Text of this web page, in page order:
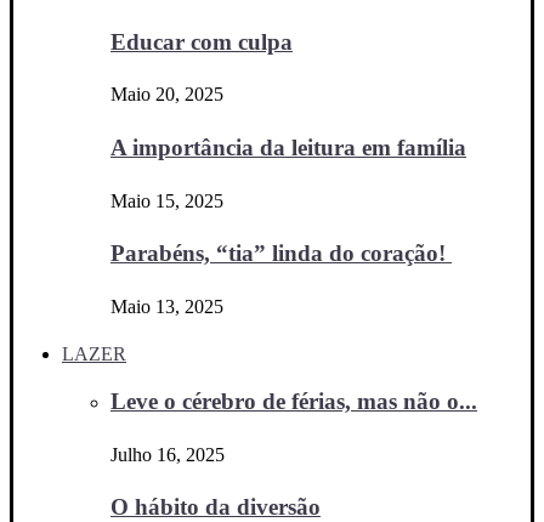
Educar com culpa
Maio 20, 2025
A importância da leitura em família
Maio 15, 2025
Parabéns, “tia” linda do coração!
Maio 13, 2025
LAZER
Leve o cérebro de férias, mas não o...
Julho 16, 2025
O hábito da diversão